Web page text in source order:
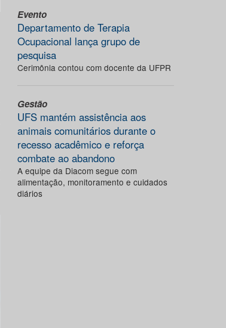
Evento
Departamento de Terapia
Ocupacional lança grupo de
pesquisa
Cerimônia contou com docente da UFPR
Gestão
UFS mantém assistência aos
animais comunitários durante o
recesso acadêmico e reforça
combate ao abandono
A equipe da Diacom segue com
alimentação, monitoramento e cuidados
diários